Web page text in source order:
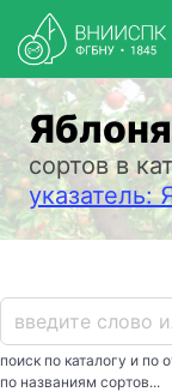
сортов в
указатель:
поиск по каталогу и
по названиям сортов...